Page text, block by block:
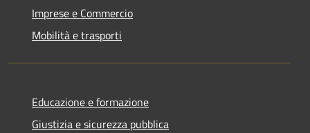
Imprese e Commercio
Mobilità e trasporti
Educazione e formazione
Giustizia e sicurezza pubblica